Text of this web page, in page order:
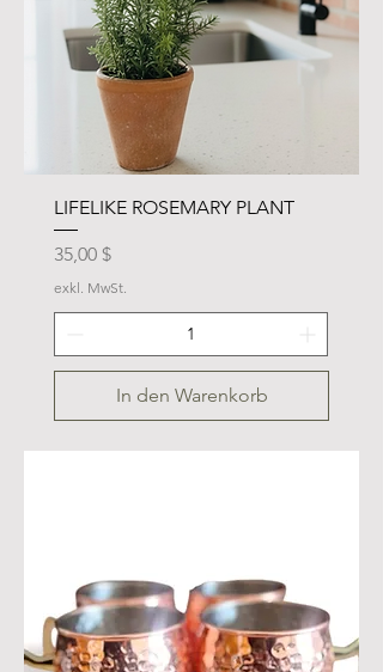
LIFELIKE ROSEMARY PLANT
Preis
35,00 $
exkl. MwSt.
In den Warenkorb